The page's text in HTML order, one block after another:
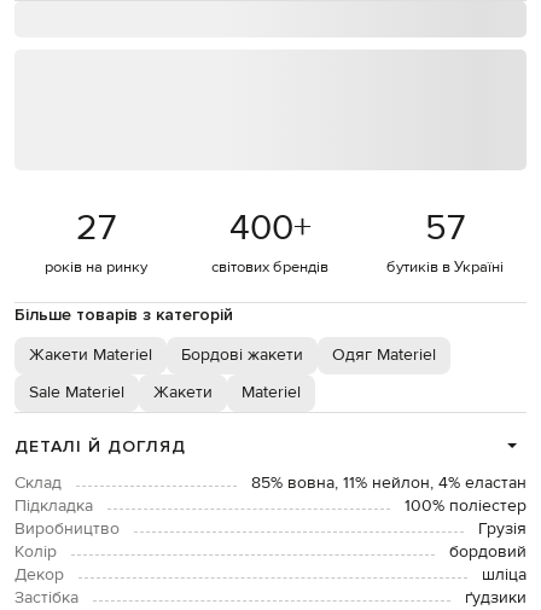
27
років на ринку
400+
світових брендів
57
бутиків в Україні
Більше товарів з категорій
Жакети Materiel Бордові жакети
Одяг Materiel
Sale Materiel
Жакети Materiel
ДЕТАЛІ Й ДОГЛЯД
Склад
85% вовна, 11% нейлон, 4% еластан
Підкладка
100% поліестер
Виробництво
Грузія
Колір
бордовий
Декор
шліца
Застібка
ґудзики